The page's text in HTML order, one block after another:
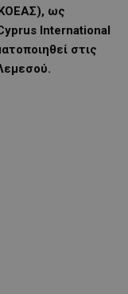
ως
International
στις